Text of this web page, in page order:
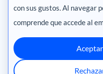
con sus gustos. Al navegar
comprende que accede al